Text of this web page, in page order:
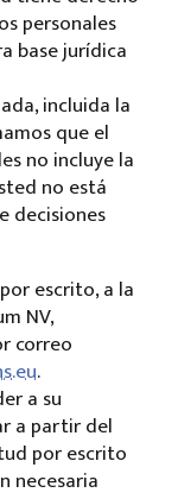
personales
base jurídica
incluida la
que el
no incluye la
no está
decisiones
escrito, a la
NV,
correo
.
a su
a partir del
por escrito
necesaria